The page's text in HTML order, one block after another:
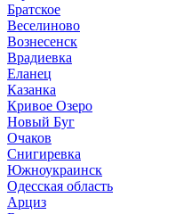
Братское
Веселиново
Вознесенск
Врадиевка
Еланец
Казанка
Кривое Озеро
Новый Буг
Очаков
Снигиревка
Южноукраинск
Одесская область
Арциз